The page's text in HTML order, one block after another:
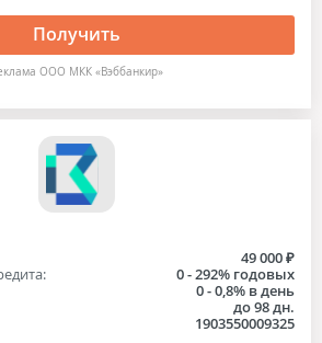
Получить
ООО МКК «Вэббанкир»
49 000 ₽
0 - 292% годовых
0 - 0,8% в день
до 98 дн.
1903550009325